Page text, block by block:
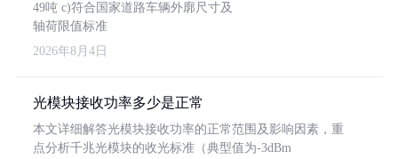
49吨 c)符合国家道路车辆外廓尺寸及
轴荷限值标准
2026年8月4日
光模块接收功率多少是正常
本文详细解答光模块接收功率的正常范围及影响因素，重
点分析千兆光模块的收光标准（典型值为-3dBm